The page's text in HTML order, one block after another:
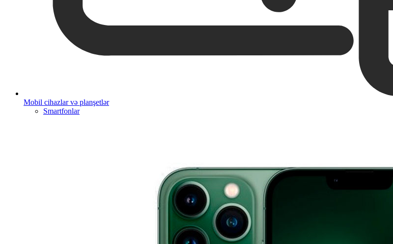
Mobil cihazlar və planşetlər
Smartfonlar